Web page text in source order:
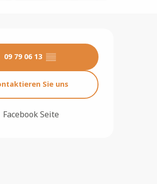
&
09 79 06 13 ▒▒
Sie uns
Facebook Seite